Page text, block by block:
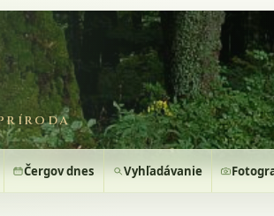
Čergov dnes Vyhľadávanie